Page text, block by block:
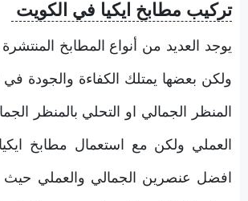
تركيب مطابخ ايكيا في الكويت
يوجد العديد من أنواع المطابخ
ولكن بعضها يمتلك الكفاءة والجودة
المنظر الجمالي او التحلي بالمنظر
العملي ولكن مع استعمال مطابخ
افضل عنصرين الجمالي والعملي حيث